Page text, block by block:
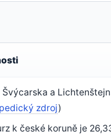
Švýcarska a
zdroj)
k české koruně je